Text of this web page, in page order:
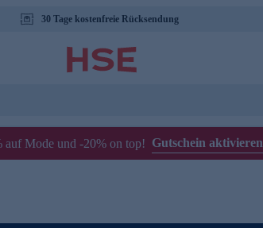
30 Tage kostenfreie Rücksendung
auf Mode und -20% on top! Gutschein aktivieren